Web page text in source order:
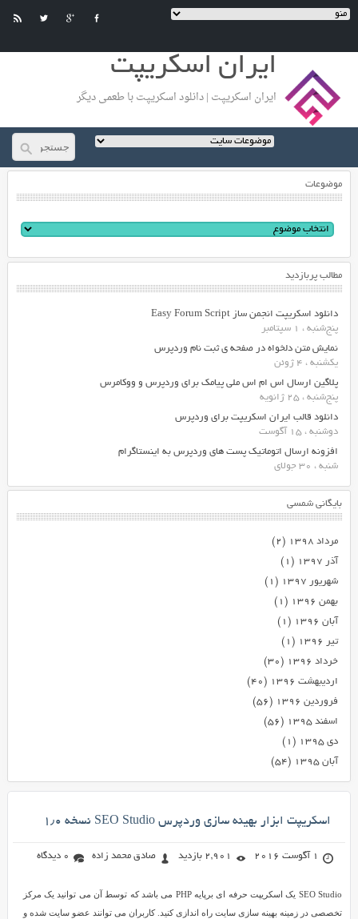
ایران اسکریپت
ایران اسکریپت | دانلود اسکریپت با طعمی دیگر
موضوعات
مطالب پربازدید
دانلود اسکریپت انجمن ساز Easy Forum Script
پنج‌شنبه ، 1 سپتامبر
نمایش متن دلخواه در صفحه ی ثبت نام وردپرس
یکشنبه ، 4 ژوئن
پلاگین ارسال اس ام اس ملی پیامک برای وردپرس و ووکامرس
پنج‌شنبه ، 25 ژانویه
دانلود قالب ایران اسکریپت برای وردپرس
دوشنبه ، 15 آگوست
افزونه ارسال اتوماتیک پست های وردپرس به اینستاگرام
شنبه ، 30 جولای
بایگانی شمسی
مرداد ۱۳۹۸
(۲)
آذر ۱۳۹۷
(۱)
شهریور ۱۳۹۷
(۱)
بهمن ۱۳۹۶
(۱)
آبان ۱۳۹۶
(۱)
تیر ۱۳۹۶
(۱)
خرداد ۱۳۹۶
(۳۰)
اردیبهشت ۱۳۹۶
(۴۰)
فروردین ۱۳۹۶
(۵۶)
اسفند ۱۳۹۵
(۵۶)
دی ۱۳۹۵
(۱)
آبان ۱۳۹۵
(۵۴)
اسکریپت ابزار بهینه سازی وردپرس SEO Studio نسخه ۱٫۰
1 آگوست 2016 2,901 بازدید صادق محمد زاده 0 دیدگاه
SEO Studio یک اسکریپت حرفه ای برپایه PHP می باشد که توسط آن می توانید یک مرکز
تخصصی در زمینه بهینه سازی سایت راه اندازی کنید. کاربران می توانند عضو سایت شده و